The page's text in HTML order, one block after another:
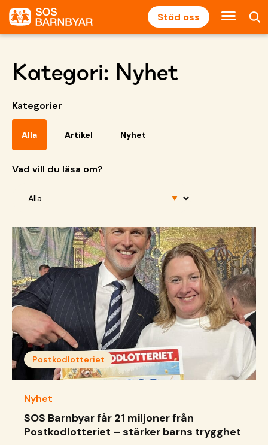
Stöd oss
Kategori: Nyhet
Kategorier
Alla Artikel Nyhet
Vad vill du läsa om?
Postkodlotteriet
Nyhet
SOS Barnbyar får 21 miljoner från
Postkodlotteriet – stärker barns trygghet